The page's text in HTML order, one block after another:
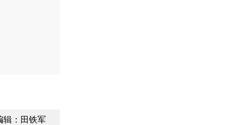
辑：田铁军